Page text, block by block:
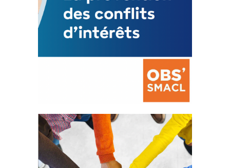
La prévention des conflits
d’intérêts
18 septembre 2023
FEUILLETER